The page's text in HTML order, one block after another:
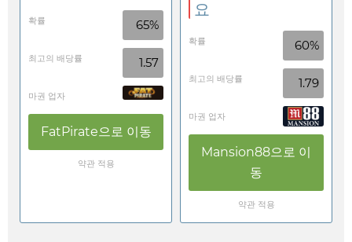
확률 65%
최고의 배당률 1.57
마권 업자
FatPirate으로 이동
약관 적용
요
확률 60%
최고의 배당률 1.79
마권 업자
Mansion88으로 이
동
약관 적용